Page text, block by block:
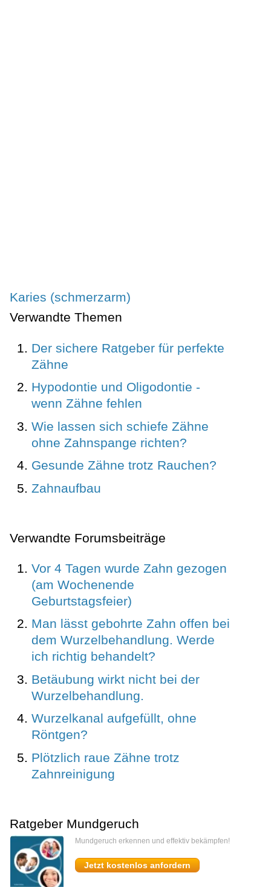
Karies (schmerzarm)
Verwandte Themen
Der sichere Ratgeber für perfekte
Zähne
Hypodontie und Oligodontie -
wenn Zähne fehlen
Wie lassen sich schiefe Zähne
ohne Zahnspange richten?
Gesunde Zähne trotz Rauchen?
Zahnaufbau
Verwandte Forumsbeiträge
Vor 4 Tagen wurde Zahn gezogen
(am Wochenende
Geburtstagsfeier)
Man lässt gebohrte Zahn offen bei
dem Wurzelbehandlung. Werde
ich richtig behandelt?
Betäubung wirkt nicht bei der
Wurzelbehandlung.
Wurzelkanal aufgefüllt, ohne
Röntgen?
Plötzlich raue Zähne trotz
Zahnreinigung
Ratgeber Mundgeruch
Mundgeruch erkennen und effektiv bekämpfen!
Jetzt kostenlos anfordern